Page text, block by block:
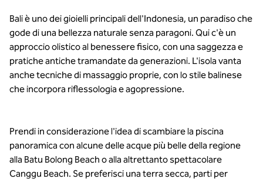
Bali è uno dei gioielli principali dell'Indonesia, un paradiso che
gode di una bellezza naturale senza paragoni. Qui c'è un
approccio olistico al benessere fisico, con una saggezza e
pratiche antiche tramandate da generazioni. L'isola vanta
anche tecniche di massaggio proprie, con lo stile balinese
che incorpora riflessologia e agopressione.
Prendi in considerazione l'idea di scambiare la piscina
panoramica con alcune delle acque più belle della regione
alla Batu Bolong Beach o alla altrettanto spettacolare
Canggu Beach. Se preferisci una terra secca, parti per